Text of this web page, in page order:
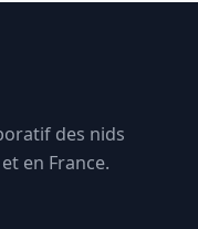
des nids
en France.